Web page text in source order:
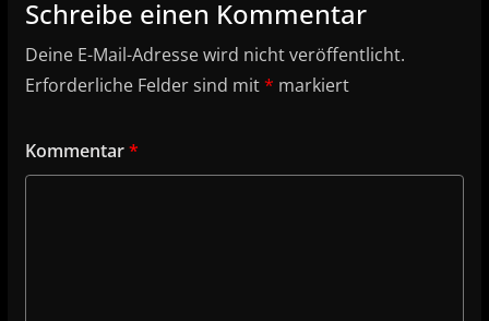
Schreibe einen Kommentar
Deine E-Mail-Adresse wird nicht veröffentlicht.
Erforderliche Felder sind mit* markiert
Kommentar*